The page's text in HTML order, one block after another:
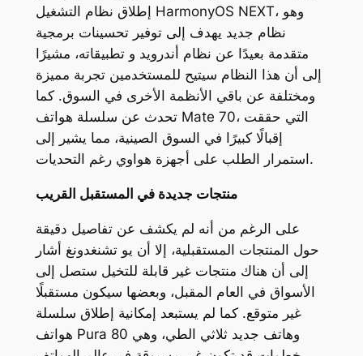
إطلاق نظام التشغيل HarmonyOS NEXT، وهو
نظام جديد يهدف إلى توفير تحسينات برمجية
متقدمة بعيدًا عن نظام أندرويد و تطبيقاته، مشيرًا
إلى أن هذا النظام سيتيح للمستخدمين تجربة مميزة
ومختلفة عن باقي الأنظمة الأخرى في السوق. كما
تحدث عن سلسلة هواتف Mate 70، التي حققت
إقبالًا كبيرًا في السوق الصينية، مما يشير إلى
استمرار الطلب على أجهزة هواوي رغم التحديات.
منتجات جديدة في المستقبل القريب
على الرغم من أنه لم يكشف عن تفاصيل دقيقة
حول المنتجات المستقبلية، إلا أن يو تشنغدونغ أشار
إلى أن هناك منتجات غير قابلة للتخيل ستصل إلى
الأسواق في العام المقبل، وبعضها سيكون مستقبلًا
غير متوقع. كما لم يستبعد إمكانية إطلاق سلسلة
هواتف Pura 80 وهاتف جديد ثلاثي الطي، وهي